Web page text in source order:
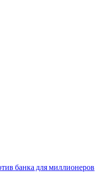
банка для миллионеров